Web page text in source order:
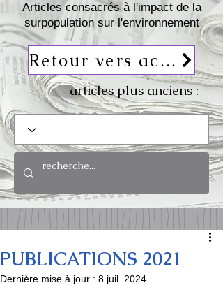
Articles consacrés à l'impact de la
surpopulation sur l'environnement
Retour vers actualités
articles plus anciens :
PUBLICATIONS 2021
Dernière mise à jour : 8 juil. 2024